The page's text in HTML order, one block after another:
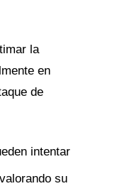
la
en
de
intentar
su